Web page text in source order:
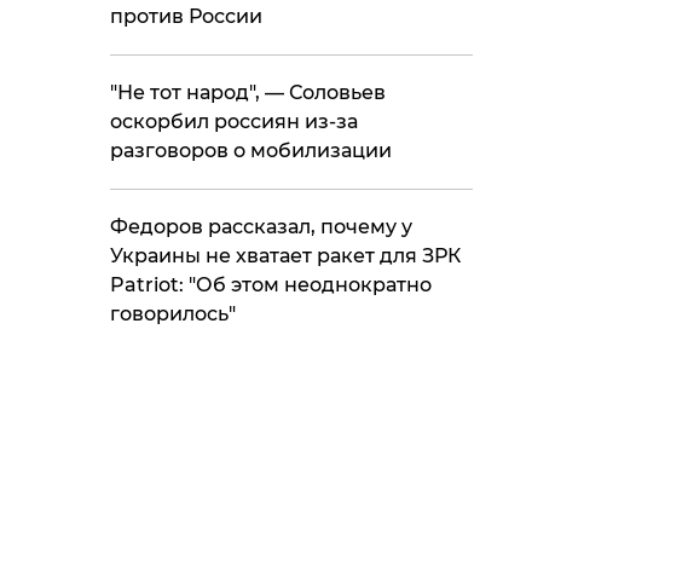
против России
​"Не тот народ", — Соловьев
оскорбил россиян из-за
разговоров о мобилизации
Федоров рассказал, почему у
Украины не хватает ракет для ЗРК
Patriot: "Об этом неоднократно
говорилось"